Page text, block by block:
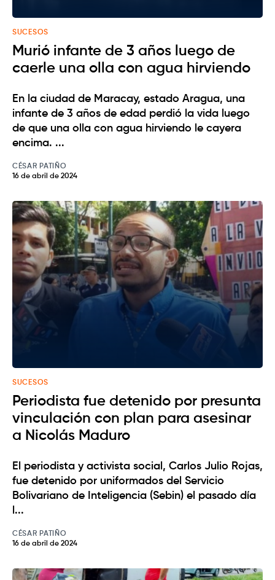
SUCESOS
Murió infante de 3 años luego de
caerle una olla con agua hirviendo
En la ciudad de Maracay, estado Aragua, una
infante de 3 años de edad perdió la vida luego
de que una olla con agua hirviendo le cayera
encima. ...
CÉSAR PATIÑO
16 de abril de 2024
SUCESOS
Periodista fue detenido por presunta
vinculación con plan para asesinar
a Nicolás Maduro
El periodista y activista social, Carlos Julio Rojas,
fue detenido por uniformados del Servicio
Bolivariano de Inteligencia (Sebin) el pasado día
l...
CÉSAR PATIÑO
16 de abril de 2024